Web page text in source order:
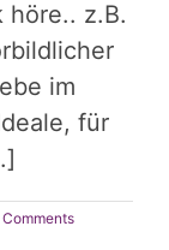
höre.. z.B.
im
für